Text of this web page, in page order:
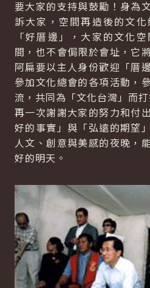
要大家的支持與鼓勵！身為
訴大家，空間再造後的文
「好厝邊」，大家的文化
間，也不會侷限於會址，它
阿扁要以主人身份歡迎「厝
參加文化總會的各項活動，
流，共同為「文化台灣」而打
再一次謝謝大家的努力和付
好的事實」與「弘遠的期望
人文、創意與美感的夜晚，
好的明天。